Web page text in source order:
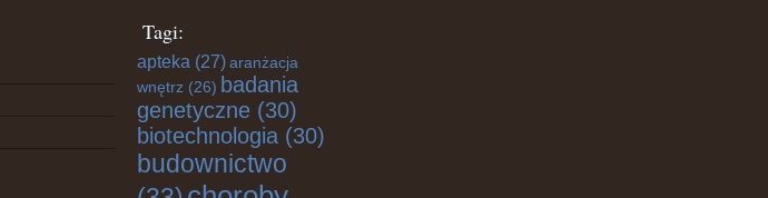
Tagi:
apteka (27) aranżacja
wnętrz (26) badania
genetyczne (30)
biotechnologia (30)
budownictwo